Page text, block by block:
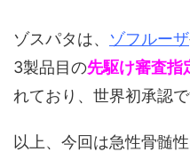
ゾスパタは、 ゾフルーザ
3製品目の先駆け審査指
れており、世界初承認で
以上、今回は急性骨髄